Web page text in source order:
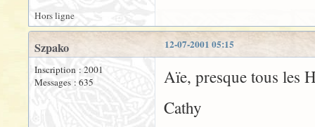
Hors ligne
12-07-2001 05:15
Szpako
Inscription : 2001
Messages : 635
Aïe, presque tous les
Cathy